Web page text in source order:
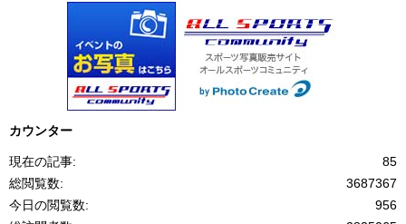
カウンター
85
現在の記事:
3687367
総閲覧数:
956
今日の閲覧数: